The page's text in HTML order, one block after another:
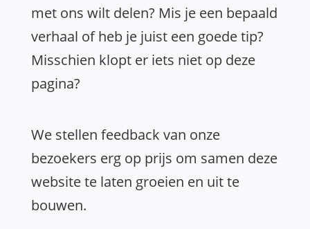
met ons wilt delen? Mis je een bepaald
verhaal of heb je juist een goede tip?
Misschien klopt er iets niet op deze
pagina?
We stellen feedback van onze
bezoekers erg op prijs om samen deze
website te laten groeien en uit te
bouwen.